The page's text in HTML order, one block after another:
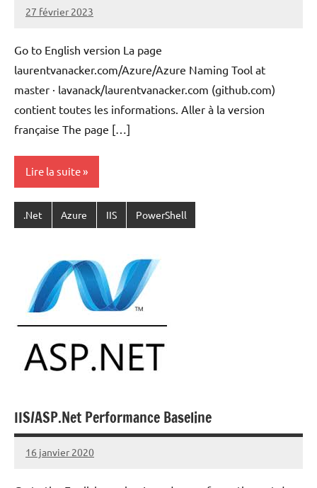
27 février 2023
Laurent
ACKER
Go to English version La page
laurentvanacker.com/Azure/Azure Naming Tool at
master · lavanack/laurentvanacker.com (github.com)
contient toutes les informations. Aller à la version
française The page […]
Lire la suite
.Net Azure IIS PowerShell
IIS/ASP.Net Performance Baseline
16 janvier 2020
Laurent